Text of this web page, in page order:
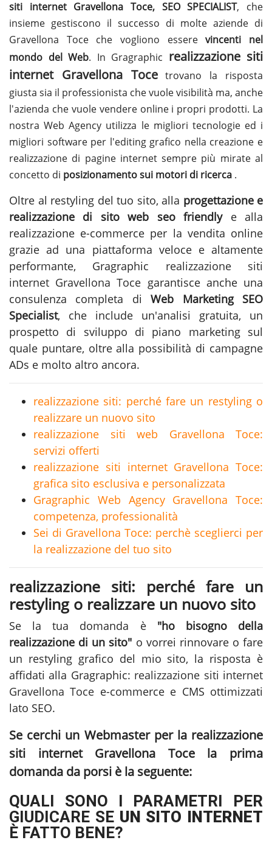
siti internet Gravellona Toce, SEO SPECIALIST, che
insieme gestiscono il successo di molte aziende di
Gravellona Toce che vogliono esserevincenti nel
mondo del Web. In Gragraphic realizzazione siti
internet Gravellona Tocetrovano la risposta
giusta sia il professionista che vuole visibilità ma, anche
l'azienda che vuole vendere online i propri prodotti. La
nostra Web Agency utilizza le migliori tecnologie ed i
migliori software per l'editing grafico nella creazione e
realizzazione di pagine internet sempre più mirate al
concetto di posizionamento sui motori di ricerca .
Oltre al restyling del tuo sito, alla progettazione e
realizzazione di sito web seo friendly e alla
realizzazione e-commerce per la vendita online
grazie ad una piattaforma veloce e altamente
performante, Gragraphic realizzazione siti
internet Gravellona Toce garantisce anche una
consulenza completa diWeb Marketing SEO
Specialist, che include un'analisi gratuita, un
prospetto di sviluppo di piano marketing sul
quale puntare, oltre alla possibilità di campagne
ADs e molto altro ancora.
realizzazione siti: perché fare un restyling o
realizzare un nuovo sito
realizzazione siti web Gravellona Toce:
servizi offerti
realizzazione siti internet Gravellona Toce:
grafica sito esclusiva e personalizzata
Gragraphic Web Agency Gravellona Toce:
competenza, professionalità
Sei di Gravellona Toce: perchè sceglierci per
la realizzazione del tuo sito
realizzazione siti: perché fare un
restyling o realizzare un nuovo sito
Se la tua domanda è "ho bisogno della
realizzazione di un sito" o vorrei rinnovare o fare
un restyling grafico del mio sito, la risposta è
affidati alla Gragraphic: realizzazione siti internet
Gravellona Toce e-commerce e CMS ottimizzati
lato SEO.
Se cerchi un Webmaster per la realizzazione
siti internet Gravellona Tocela prima
domanda da porsi è la seguente:
QUALI SONO I PARAMETRI PER
GIUDICARE SEUN SITO INTERNET
È FATTO BENE?